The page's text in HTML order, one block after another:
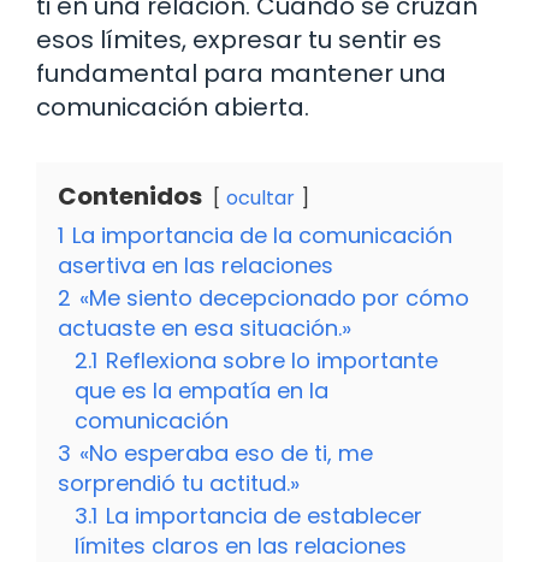
esos límites, expresar tu sentir es
fundamental para mantener una
comunicación abierta.
Contenidos ocultar
1 La importancia de la comunicación
asertiva en las relaciones
2 «Me siento decepcionado por cómo
actuaste en esa situación.»
2.1 Reflexiona sobre lo importante
que es la empatía en la
comunicación
3 «No esperaba eso de ti, me
sorprendió tu actitud.»
3.1 La importancia de establecer
límites claros en las relaciones